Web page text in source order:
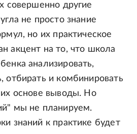
совершенно другие
не просто знание
но их практическое
акцент на то, что школа
анализировать,
отбирать и комбинировать
основе выводы. Но
мы не планируем.
знаний к практике будет